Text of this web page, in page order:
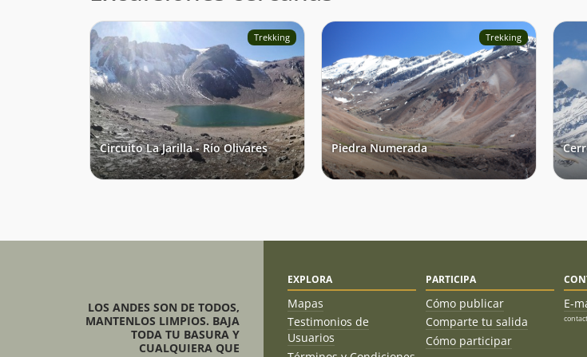
Trekking
Circuito La Jarilla - Río Olivares
Trekking
Piedra Numerada
LOS ANDES SON DE TODOS,
MANTENLOS LIMPIOS. BAJA
TODA TU BASURA Y
CUALQUIERA QUE
EXPLORA
Mapas
Testimonios de
Usuarios
PARTICIPA
Cómo publicar
Comparte tu salida
Cómo participar
E-